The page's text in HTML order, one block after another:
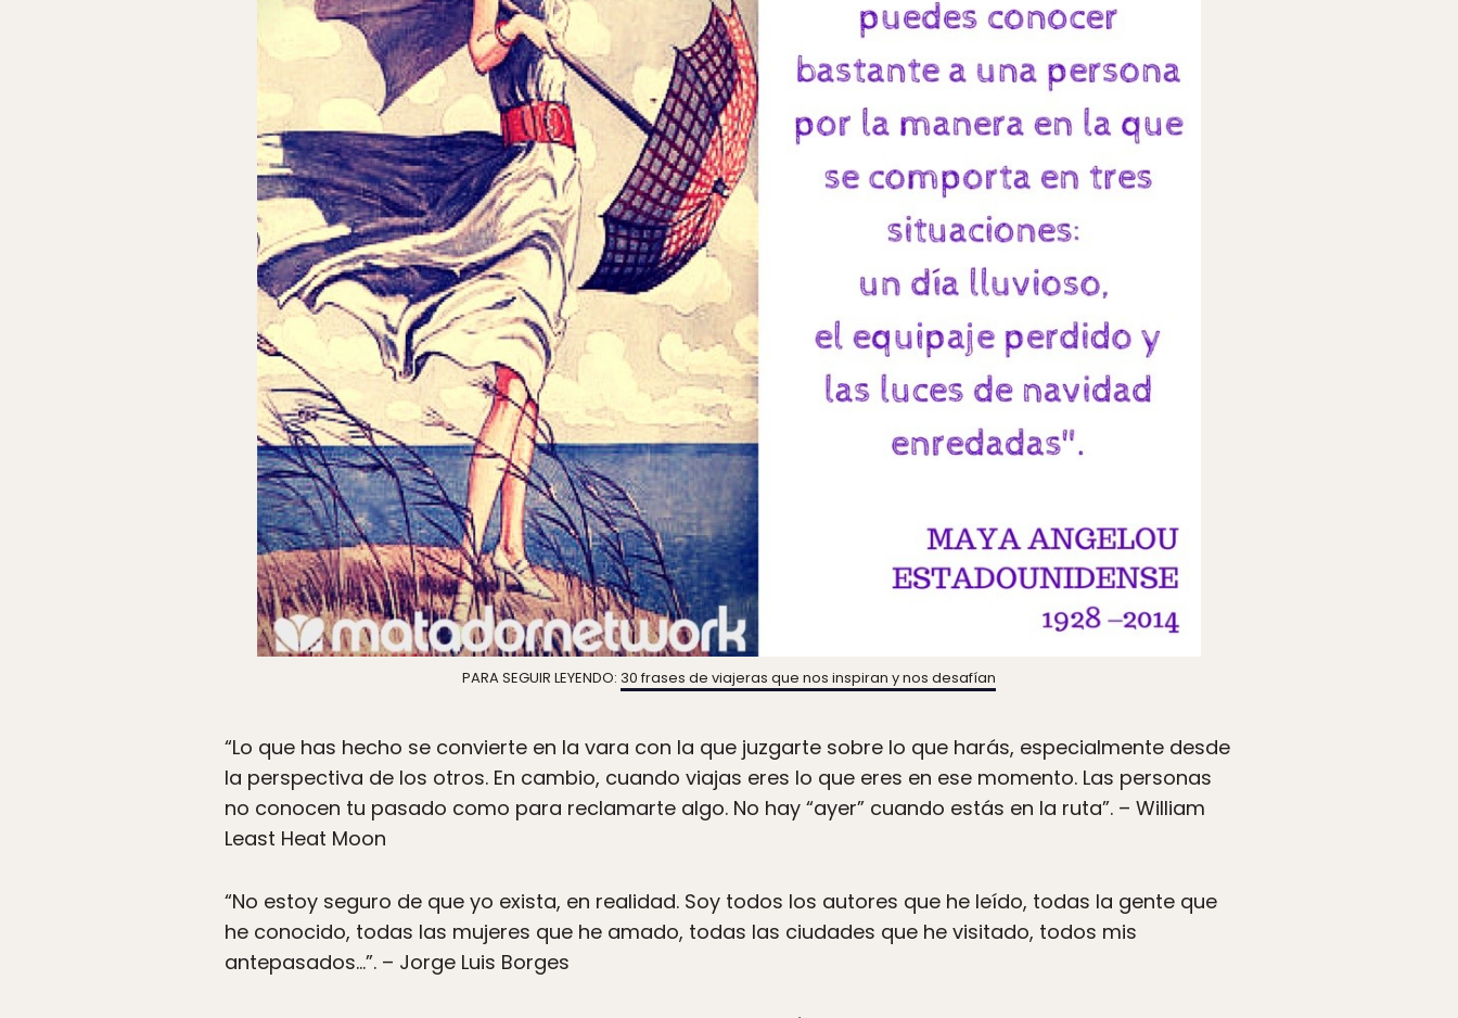
PARA SEGUIR LEYENDO: 30 frases de viajeras que nos inspiran y nos desafían
“Lo que has hecho se convierte en la vara con la que juzgarte sobre lo que harás, especialmente desde
la perspectiva de los otros. En cambio, cuando viajas eres lo que eres en ese momento. Las personas
no conocen tu pasado como para reclamarte algo. No hay “ayer” cuando estás en la ruta”. – William
Least Heat Moon
“No estoy seguro de que yo exista, en realidad. Soy todos los autores que he leído, todas la gente que
he conocido, todas las mujeres que he amado, todas las ciudades que he visitado, todos mis
antepasados…”. – Jorge Luis Borges